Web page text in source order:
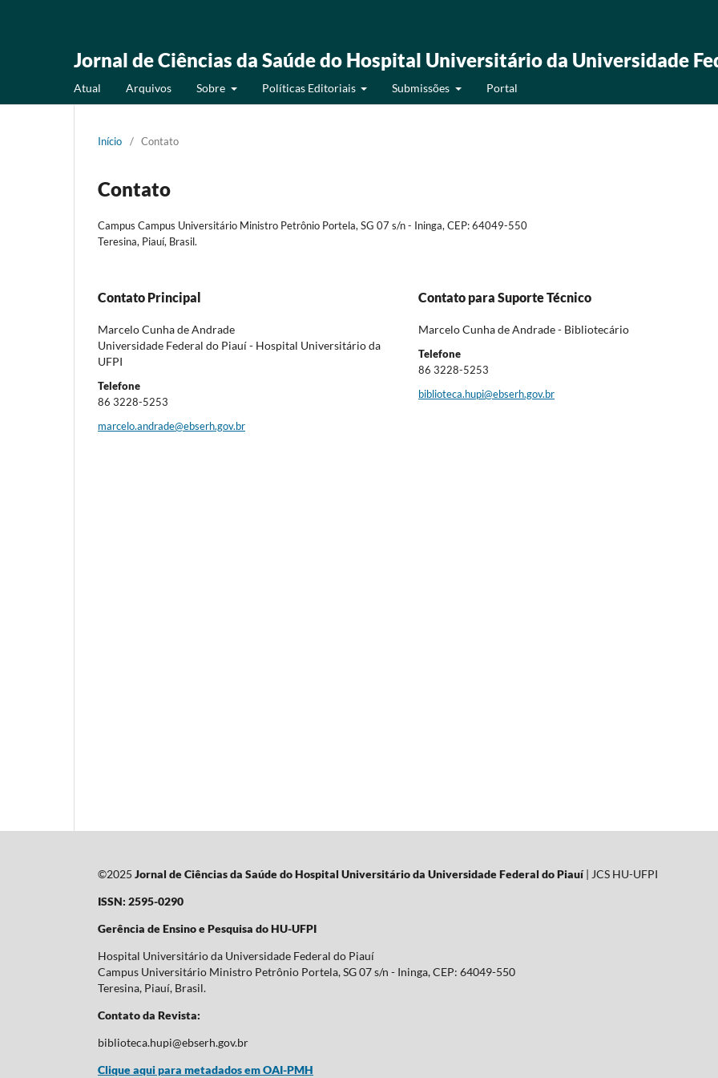
Jornal de Ciências da Saúde do Hospital Universitário da Universidade
Atual Arquivos Sobre Políticas Editoriais Submissões Portal
Início / Contato
Contato
Campus Campus Universitário Ministro Petrônio Portela, SG 07 s/n - Ininga, CEP: 64049-550
Teresina, Piauí, Brasil.
Contato Principal
Marcelo Cunha de Andrade
Universidade Federal do Piauí - Hospital Universitário da
UFPI
Telefone
86 3228-5253
marcelo.andrade@ebserh.gov.br
Contato para Suporte Técnico
Marcelo Cunha de Andrade - Bibliotecário
Telefone
86 3228-5253
biblioteca.hupi@ebserh.gov.br
©2025 Jornal de Ciências da Saúde do Hospital Universitário da Universidade Federal do Piauí| JCS HU-UFPI
ISSN: 2595-0290
Gerência de Ensino e Pesquisa do HU-UFPI
Hospital Universitário da Universidade Federal do Piauí
Campus Universitário Ministro Petrônio Portela, SG 07 s/n - Ininga, CEP: 64049-550
Teresina, Piauí, Brasil.
Contato da Revista:
biblioteca.hupi@ebserh.gov.br
Clique aqui para metadados em OAI-PMH